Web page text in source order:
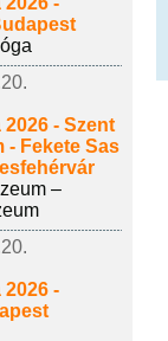
- Szent
- Fekete Sas
–
2026 -